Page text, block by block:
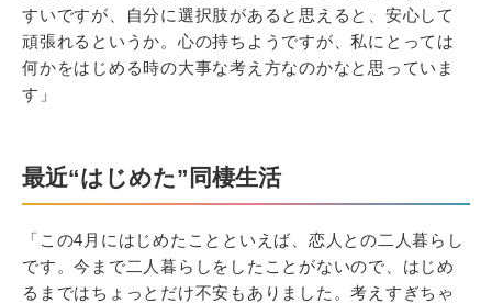
すいですが、自分に選択肢があると思えると、安心して
頑張れるというか。心の持ちようですが、私にとっては
何かをはじめる時の大事な考え方なのかなと思っていま
す」
最近“はじめた”同棲生活
「この4月にはじめたことといえば、恋人との二人暮らし
です。今まで二人暮らしをしたことがないので、はじめ
るまではちょっとだけ不安もありました。考えすぎちゃ